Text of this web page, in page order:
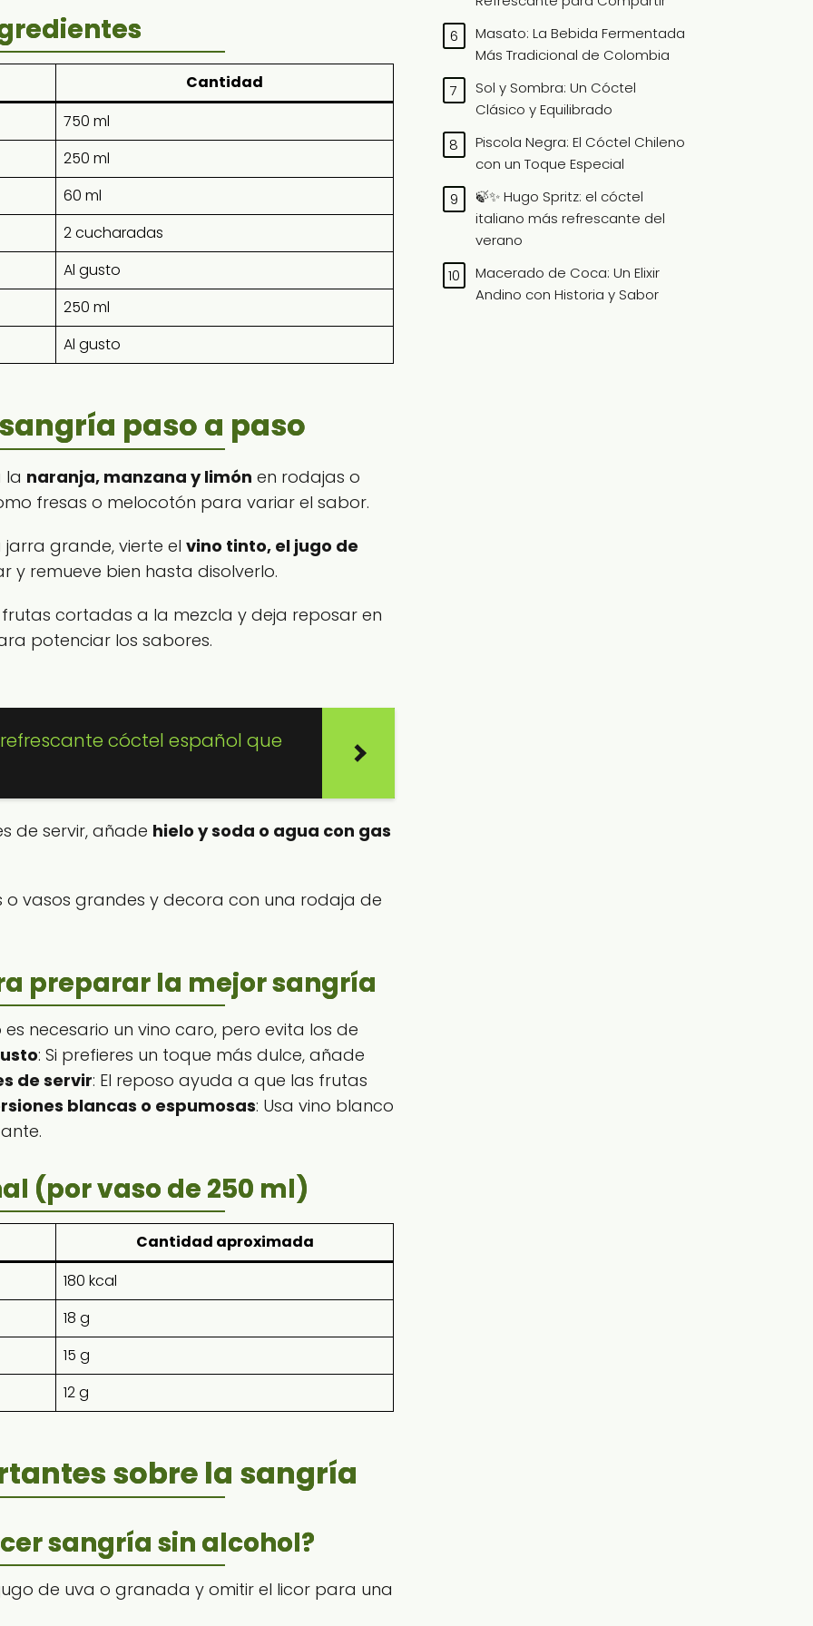
Cantidad
750 ml
250 ml
60 ml
2 cucharadas
Al gusto
250 ml
Al gusto
paso a paso
la naranja, manzana y limón en rodajas o
fresas o melocotón para variar el sabor.
jarra grande, vierte el vino tinto, el jugo de
y remueve bien hasta disolverlo.
cortadas a la mezcla y deja reposar en
potenciar los sabores.
refrescante cóctel español que
de servir, añade hielo y soda o agua con gas
o vasos grandes y decora con una rodaja de
preparar la mejor sangría
es necesario un vino caro, pero evita los de
: Si prefieres un toque más dulce, añade
de servir: El reposo ayuda a que las frutas
blancas o espumosas: Usa vino blanco
(por vaso de 250 ml)
Cantidad aproximada
180 kcal
18 g
15 g
12 g
sobre la sangría
sangría sin alcohol?
de uva o granada y omitir el licor para una
Masato: La Bebida Fermentada
Más Tradicional de Colombia
Sol y Sombra: Un Cóctel
Clásico y Equilibrado
Piscola Negra: El Cóctel Chileno
con un Toque Especial
🍃✨ Hugo Spritz: el cóctel
italiano más refrescante del
verano
Macerado de Coca: Un Elixir
Andino con Historia y Sabor